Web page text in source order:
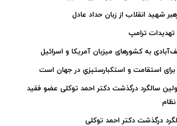
شهید انقلاب از زبان حداد عادل
ترامپ
به کشورهای میزبان آمریکا و اسرائیل
استقامت و استکبارستیزیِ در جهان است
سالگرد درگذشت دکتر احمد توکلی عضو فقید
درگذشت دکتر احمد توکلی